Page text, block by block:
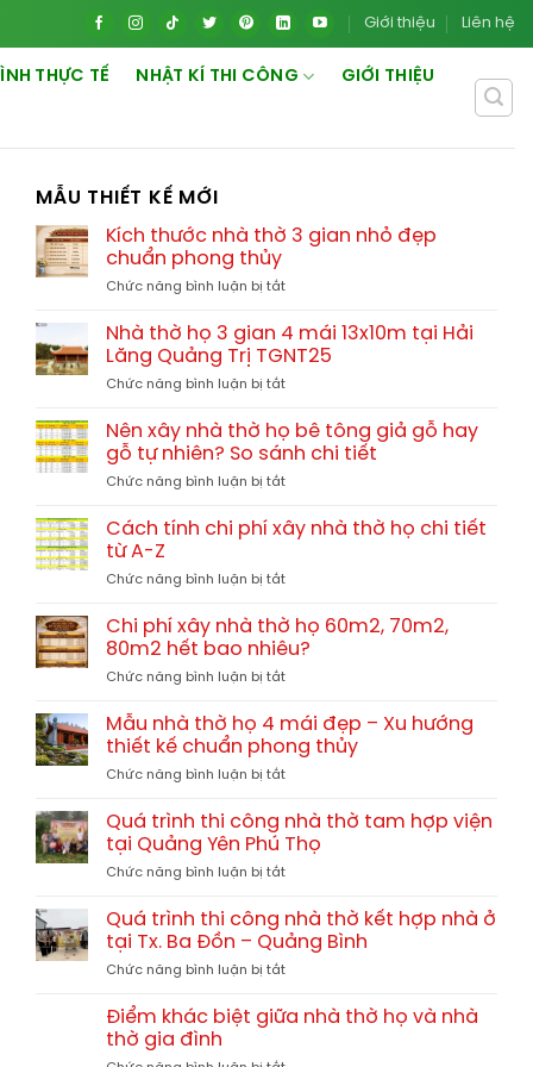
Giới thiệu Liên hệ
THỰC TẾ NHẬT KÍ THI CÔNG GIỚI THIỆU
MẪU THIẾT KẾ MỚI
Kích thước nhà thờ 3 gian nhỏ đẹp
chuẩn phong thủy
Chức năng bình luận bị tắtở
thước
nhà
thờ
3
nhỏ
đẹp
phong
Nhà thờ họ 3 gian 4 mái 13x10m tại Hải
Lăng Quảng Trị TGNT25
Chức năng bình luận bị tắtở
thờ
họ
3
gian
mái
Hải
Quảng
Trị
Nên xây nhà thờ họ bê tông giả gỗ hay
gỗ tự nhiên? So sánh chi tiết
Chức năng bình luận bị tắtở
xây
nhà
họ
tông
giả
hay
tự
nhiên?
tiết
Cách tính chi phí xây nhà thờ họ chi tiết
từ A-Z
Chức năng bình luận bị tắtở
tính
chi
phí
xây
thờ
họ
chi
tiết
A-
Z
Chi phí xây nhà thờ họ 60m2, 70m2,
80m2 hết bao nhiêu?
Chức năng bình luận bị tắtở
phí
nhà
thờ
60m2,
70m2,
80m2
hết
nhiêu?
Mẫu nhà thờ họ 4 mái đẹp – Xu hướng
thiết kế chuẩn phong thủy
Chức năng bình luận bị tắtở
nhà
thờ
họ
4
đẹp
–
hướng
kế
Quá trình thi công nhà thờ tam hợp viện
tại Quảng Yên Phú Thọ
Chức năng bình luận bị tắtở
trình
thi
công
nhà
tam
Quá trình thi công nhà thờ kết hợp nhà ở
tại Tx. Ba Đồn – Quảng Bình
Chức năng bình luận bị tắtở
trình
Điểm khác biệt giữa nhà thờ họ và nhà
thờ gia đình